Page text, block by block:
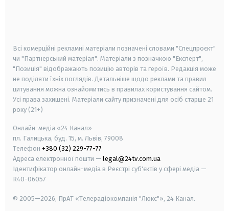
Всі комерційні рекламні матеріали позначені словами "Спецпроєкт"
чи "Партнерський матеріал". Матеріали з позначкою "Експерт",
"Позиція" відображають позицію авторів та героїв. Редакція може
не поділяти їхніх поглядів. Детальніше щодо реклами та правил
цитування можна ознайомитись в правилах користування сайтом.
Усі права захищені. Матеріали сайту призначені для осіб старше 21
року (21+)
Онлайн-медіа «24 Канал»
пл. Галицька, буд. 15, м. Львів, 79008
Телефон +380 (32) 229-77-77
Адреса електронної пошти — legal@24tv.com.ua
Ідентифікатор онлайн-медіа в Реєстрі суб'єктів у сфері медіа —
R40-06057
© 2005—2026, ПрАТ «Телерадіокомпанія "Люкс"», 24 Канал.